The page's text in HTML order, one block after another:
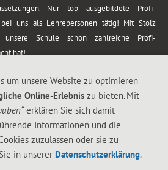
Nur top ausgebildete Profi-
bei uns als Lehrepersonen tätig! Mit Stolz
Schule schon zahlreiche Profi-
hat!
Tischzauberei. Lassen Sie sich faszinieren von
angerührt mit sprachlichen Sequenzen,
Illusionen wie Kaninchen, Vasen, Seilen,
um unsere Website zu optimieren
Online-Erlebnis zu bieten. Mit
erklären Sie sich damit
Informationen und die
zuzulassen oder sie zu
in unserer Datenschutzerklärung.